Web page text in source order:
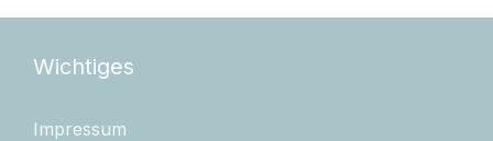
Wichtiges
Impressum